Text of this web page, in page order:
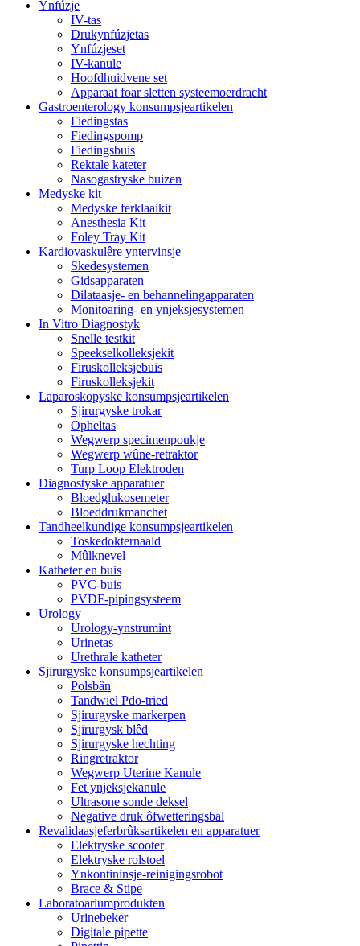
Ynfúzje
IV-tas
Drukynfúzjetas
Ynfúzjeset
IV-kanule
Hoofdhuidvene set
Apparaat foar sletten systeemoerdracht
Gastroenterology konsumpsjeartikelen
Fiedingstas
Fiedingspomp
Fiedingsbuis
Rektale kateter
Nasogastryske buizen
Medyske kit
Medyske ferklaaikit
Anesthesia Kit
Foley Tray Kit
Kardiovaskulêre yntervinsje
Skedesystemen
Gidsapparaten
Dilataasje- en behannelingapparaten
Monitoaring- en ynjeksjesystemen
In Vitro Diagnostyk
Snelle testkit
Speekselkolleksjekit
Firuskolleksjebuis
Firuskolleksjekit
Laparoskopyske konsumpsjeartikelen
Sjirurgyske trokar
Opheltas
Wegwerp specimenpoukje
Wegwerp wûne-retraktor
Turp Loop Elektroden
Diagnostyske apparatuer
Bloedglukosemeter
Bloeddrukmanchet
Tandheelkundige konsumpsjeartikelen
Toskedokternaald
Mûlknevel
Katheter en buis
PVC-buis
PVDF-pipingsysteem
Urology
Urology-ynstrumint
Urinetas
Urethrale katheter
Sjirurgyske konsumpsjeartikelen
Polsbân
Tandwiel Pdo-tried
Sjirurgyske markerpen
Sjirurgysk blêd
Sjirurgyske hechting
Ringretraktor
Wegwerp Uterine Kanule
Fet ynjeksjekanule
Ultrasone sonde deksel
Negative druk ôfwetteringsbal
Revalidaasjeferbrûksartikelen en apparatuer
Elektryske scooter
Elektryske rolstoel
Ynkontininsje-reinigingsrobot
Brace & Stipe
Laboratoariumprodukten
Urinebeker
Digitale pipette